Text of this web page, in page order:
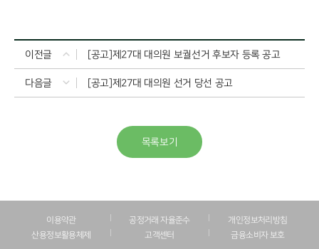
이전글 [공고]제27대 대의원 보궐선거 후보자 등록 공고
다음글 [공고]제27대 대의원 선거 당선 공고
목록보기
이용약관 공정거래 자율준수
개인정보처리방침
산용정보활용체제
고객센터 금융소비자 보호